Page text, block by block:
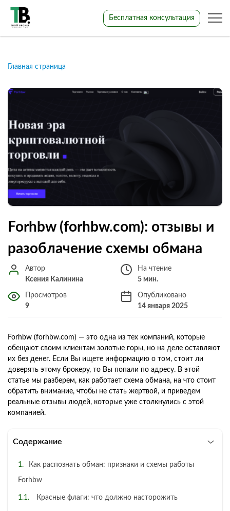
Бесплатная консультация
Главная страница
Forhbw (forhbw.com): отзывы и
разоблачение схемы обмана
Автор
Ксения Калинина
На чтение
5 мин.
Просмотров
9
Опубликовано
14 января 2025
Forhbw (forhbw.com) — это одна из тех компаний, которые
обещают своим клиентам золотые горы, но на деле оставляют
их без денег. Если Вы ищете информацию о том, стоит ли
доверять этому брокеру, то Вы попали по адресу. В этой
статье мы разберем, как работает схема обмана, на что стоит
обратить внимание, чтобы не стать жертвой, и приведем
реальные отзывы людей, которые уже столкнулись с этой
компанией.
Содержание
Как распознать обман: признаки и схемы работы
Forhbw
Красные флаги: что должно насторожить